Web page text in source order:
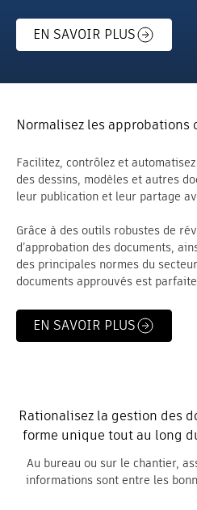
EN SAVOIR PLUS
Normalisez les approbations
Facilitez, contrôlez et
des dessins, modèles et autres
leur publication et leur partage
Grâce à des outils robustes de
d’approbation des documents,
des principales normes du
documents approuvés est
EN SAVOIR PLUS
Rationalisez la gestion des
forme unique tout au long
Au bureau ou sur le chantier,
informations sont entre les